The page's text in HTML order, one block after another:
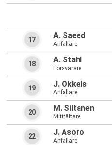
A. Saeed
Anfallare
17
A. Stahl
Försvarare
18
J. Okkels
Anfallare
19
M. Siltanen
Mittfältare
20
J. Asoro
Anfallare
22